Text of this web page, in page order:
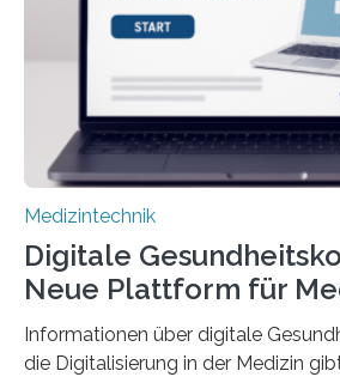
kann dadurch auch die Sprache
einbeziehen, auf die Menschen
Einfluss nehmen. Das eröffnet…
Medizintechnik
Digitale
Neue Plattform für
Informationen über digitale
die Digitalisierung in der Medizin